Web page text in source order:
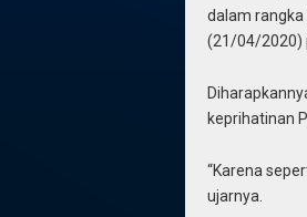
dalam rangka
(21/04/2020)
keprihatinan
“Karena
ujarnya.